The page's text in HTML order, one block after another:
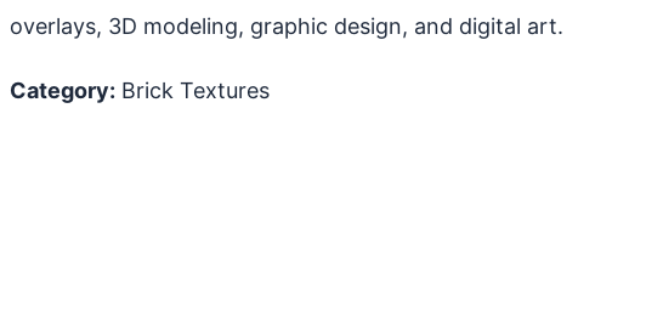
overlays, 3D modeling, graphic design, and digital art.
Category: Brick Textures